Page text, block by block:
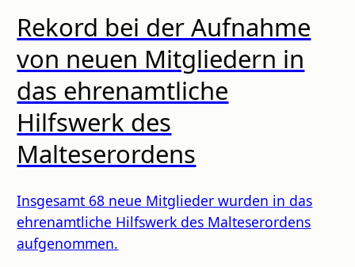
Rekord bei der Aufnahme
von neuen Mitgliedern in
das ehrenamtliche
Hilfswerk des
Malteserordens
Insgesamt 68 neue Mitglieder wurden in das
ehrenamtliche Hilfswerk des Malteserordens
aufgenommen.